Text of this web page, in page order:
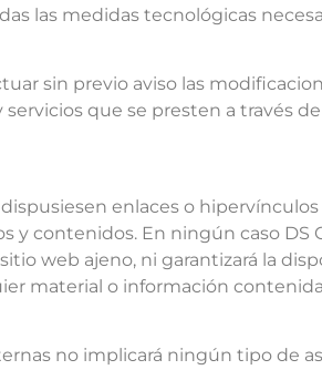
las medidas tecnológicas
sin previo aviso las
que se presten a través
dispusiesen enlaces o
contenidos. En ningún caso DS
web ajeno, ni garantizará la
material o información
no implicará ningún tipo de